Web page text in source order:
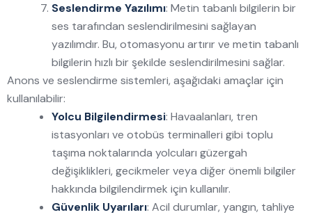
Seslendirme Yazılımı: Metin tabanlı bilgilerin bir
ses tarafından seslendirilmesini sağlayan
yazılımdır. Bu, otomasyonu artırır ve metin tabanlı
bilgilerin hızlı bir şekilde seslendirilmesini sağlar.
Anons ve seslendirme sistemleri, aşağıdaki amaçlar için
kullanılabilir:
Yolcu Bilgilendirmesi: Havaalanları, tren
istasyonları ve otobüs terminalleri gibi toplu
taşıma noktalarında yolcuları güzergah
değişiklikleri, gecikmeler veya diğer önemli bilgiler
hakkında bilgilendirmek için kullanılır.
Güvenlik Uyarıları: Acil durumlar, yangın, tahliye